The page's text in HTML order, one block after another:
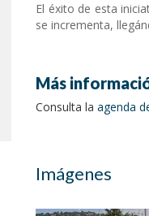
El éxito de esta
se incrementa,
Más
Consulta la agenda
Imágenes